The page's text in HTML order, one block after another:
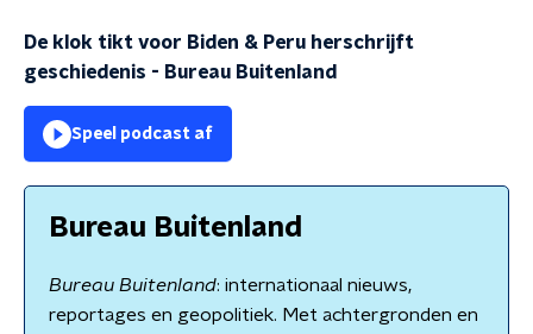
De klok tikt voor Biden & Peru herschrijft
geschiedenis - Bureau Buitenland
Speel podcast af
Bureau Buitenland
Bureau Buitenland: internationaal nieuws,
reportages en geopolitiek. Met achtergronden en